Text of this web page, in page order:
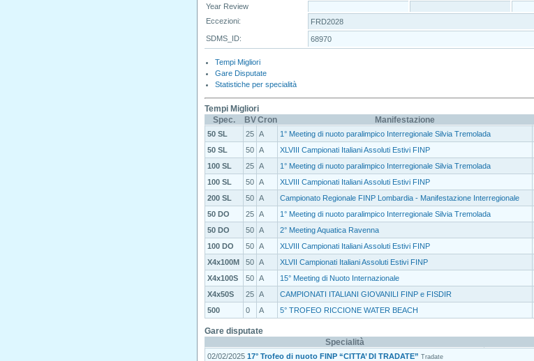
Year Review
Eccezioni:
FRD2028
SDMS_ID:
68970
Tempi Migliori
Gare Disputate
Statistiche per specialità
Tempi Migliori
Spec.
BVCron Manifestazione
50 SL 25 A 1° Meeting di nuoto paralimpico Interregionale Silvia Tremolada
50 SL
50 A XLVIII Campionati Italiani Assoluti Estivi FINP
100 SL
25 A 1° Meeting di nuoto paralimpico Interregionale Silvia Tremolada
100 SL
50 A XLVIII Campionati Italiani Assoluti Estivi FINP
200 SL
50 A Campionato Regionale FINP Lombardia - Manifestazione Interregionale
50 DO
25 A 1° Meeting di nuoto paralimpico Interregionale Silvia Tremolada
50 DO
50 A 2° Meeting Aquatica Ravenna
100 DO
50 A XLVIII Campionati Italiani Assoluti Estivi FINP
X4x100M
50 A XLVII Campionati Italiani Assoluti Estivi FINP
X4x100S
50 A 15° Meeting di Nuoto Internazionale
X4x50S
25 A CAMPIONATI ITALIANI GIOVANILI FINP e FISDIR
500
0 A 5° TROFEO RICCIONE WATER BEACH
Gare disputate
Specialità
02/02/2025 17° Trofeo di nuoto FINP “CITTA’ DI TRADATE” Tradate